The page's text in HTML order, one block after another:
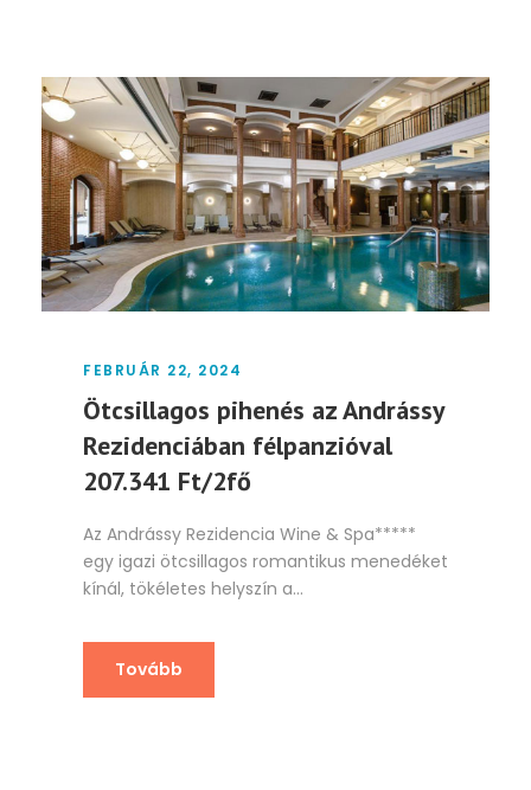
FEBRUÁR 22, 2024
Ötcsillagos pihenés az Andrássy
Rezidenciában félpanzióval
207.341 Ft/2fő
Az Andrássy Rezidencia Wine & Spa*****
egy igazi ötcsillagos romantikus menedéket
kínál, tökéletes helyszín a...
Tovább